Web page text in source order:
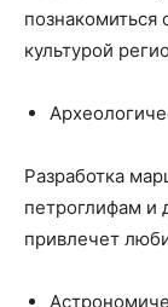
познакомиться
культурой
Разработка
петроглифам и
привлечет